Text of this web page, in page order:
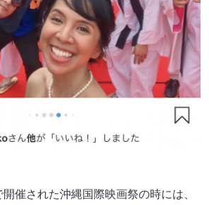
催された沖縄国際映画祭の時には、